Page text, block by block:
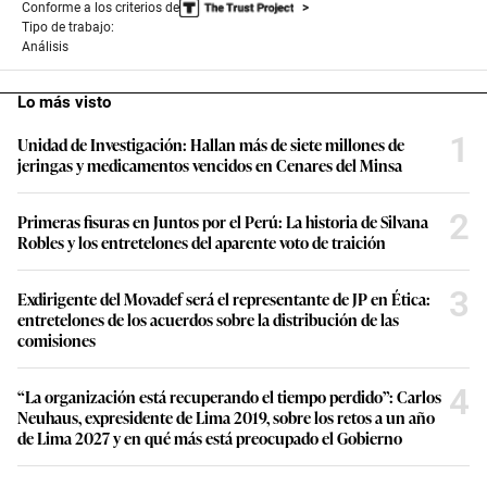
Conforme a los criterios de
Tipo de trabajo:
Análisis
Lo más visto
Unidad de Investigación: Hallan más de siete millones de
jeringas y medicamentos vencidos en Cenares del Minsa
1
Primeras fisuras en Juntos por el Perú: La historia de Silvana
Robles y los entretelones del aparente voto de traición
2
Exdirigente del Movadef será el representante de JP en Ética:
entretelones de los acuerdos sobre la distribución de las
comisiones
3
“La organización está recuperando el tiempo perdido”: Carlos
Neuhaus, expresidente de Lima 2019, sobre los retos a un año
de Lima 2027 y en qué más está preocupado el Gobierno
4